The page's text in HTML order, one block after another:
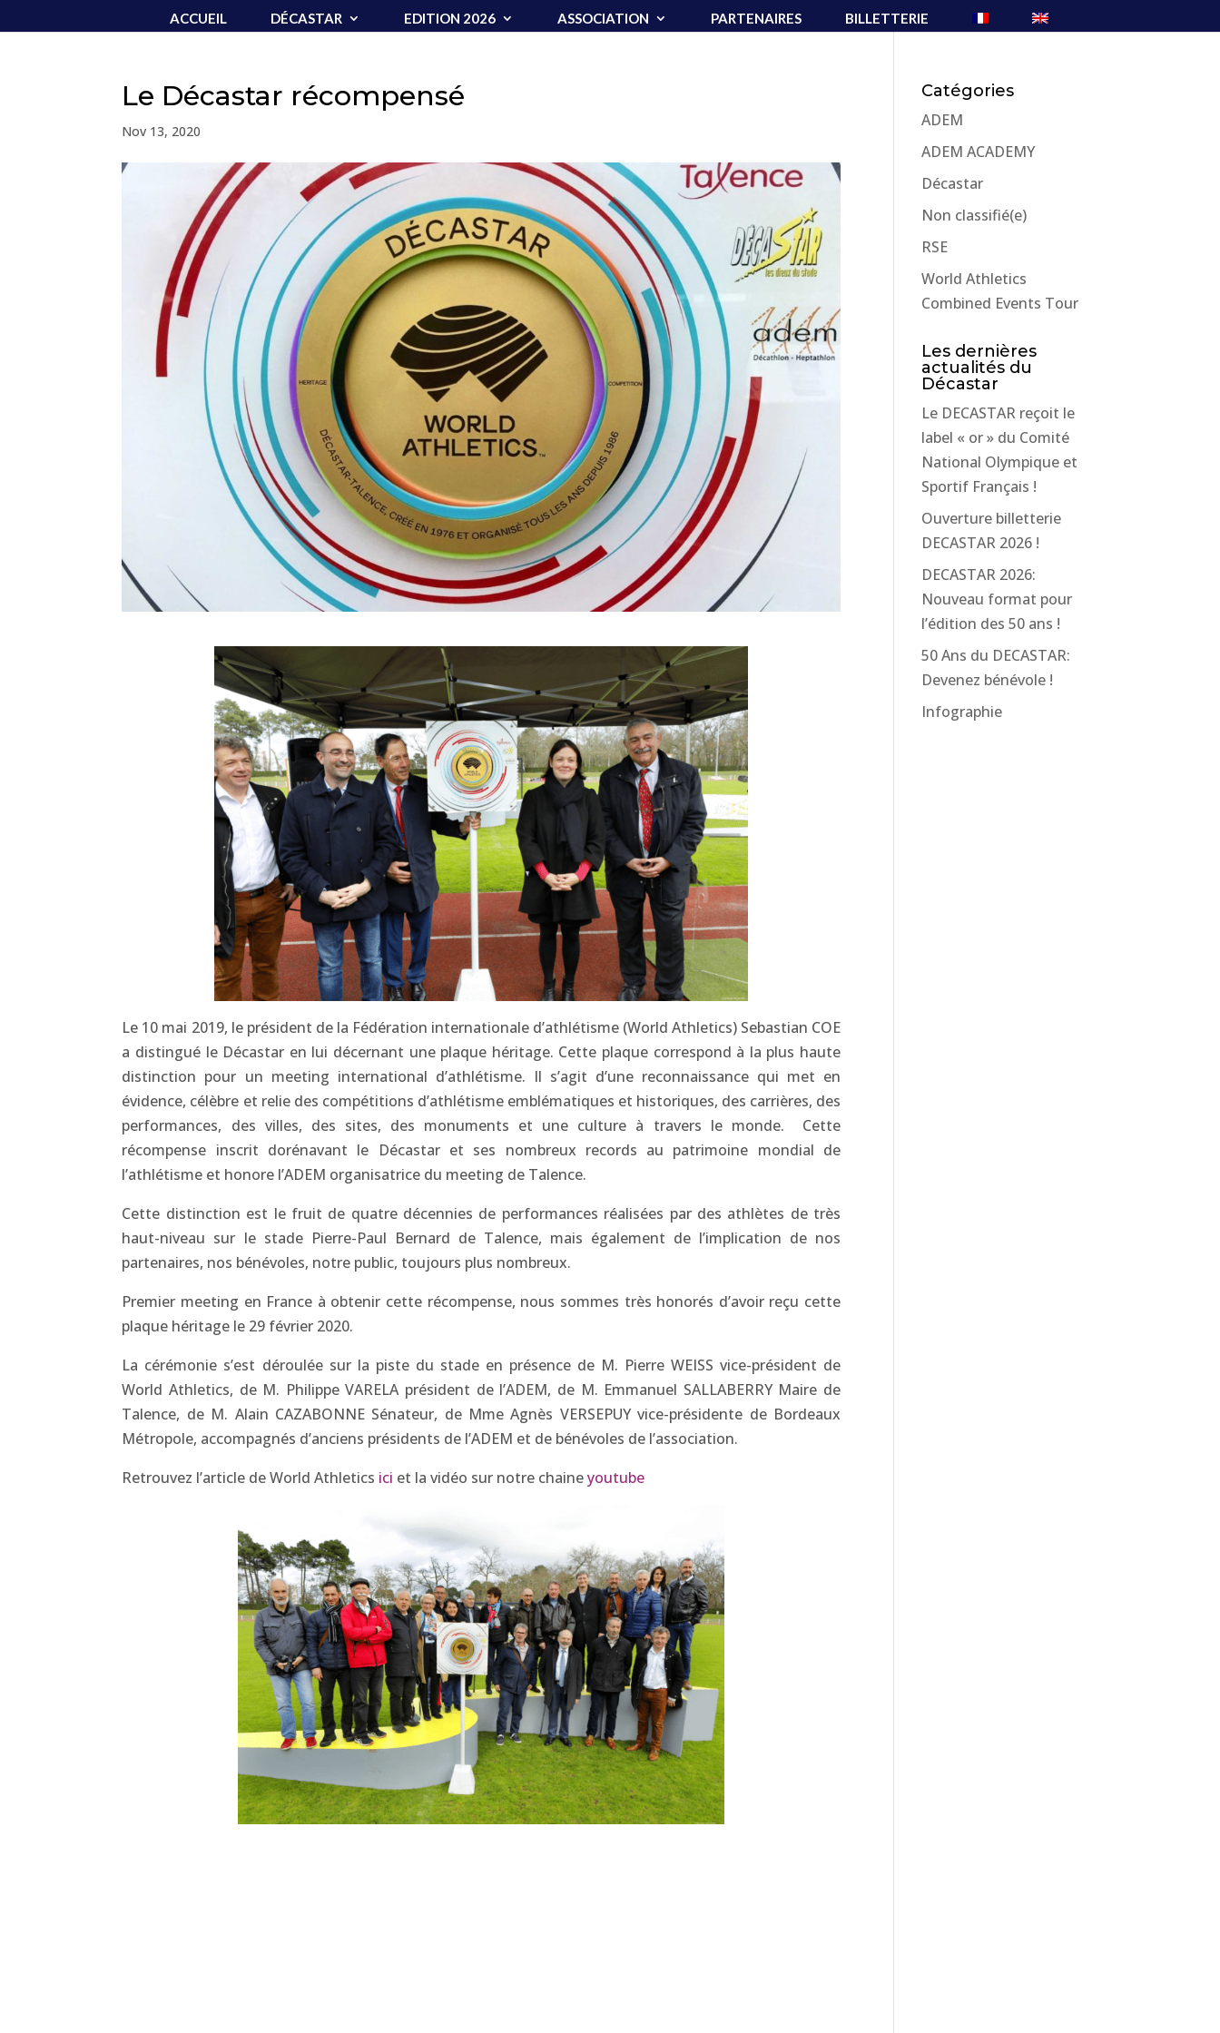
ACCUEIL DÉCASTAR EDITION 2026 ASSOCIATION PARTENAIRES BILLETTERIE
Le Décastar récompensé
Nov 13, 2020
Le 10 mai 2019, le président de la Fédération internationale d’athlétisme (World Athletics) Sebastian COE
a distingué le Décastar en lui décernant une plaque héritage. Cette plaque correspond à la plus haute
distinction pour un meeting international d’athlétisme. Il s’agit d’une reconnaissance qui met en
évidence, célèbre et relie des compétitions d’athlétisme emblématiques et historiques, des carrières, des
performances, des villes, des sites, des monuments et une culture à travers le monde. Cette
récompense inscrit dorénavant le Décastar et ses nombreux records au patrimoine mondial de
l’athlétisme et honore l’ADEM organisatrice du meeting de Talence.
Cette distinction est le fruit de quatre décennies de performances réalisées par des athlètes de très
haut-niveau sur le stade Pierre-Paul Bernard de Talence, mais également de l’implication de nos
partenaires, nos bénévoles, notre public, toujours plus nombreux.
Premier meeting en France à obtenir cette récompense, nous sommes très honorés d’avoir reçu cette
plaque héritage le 29 février 2020.
La cérémonie s’est déroulée sur la piste du stade en présence de M. Pierre WEISS vice-président de
World Athletics, de M. Philippe VARELA président de l’ADEM, de M. Emmanuel SALLABERRY Maire de
Talence, de M. Alain CAZABONNE Sénateur, de Mme Agnès VERSEPUY vice-présidente de Bordeaux
Métropole, accompagnés d’anciens présidents de l’ADEM et de bénévoles de l’association.
Retrouvez l’article de World Athletics ici et la vidéo sur notre chaineyoutube
Catégories
ADEM
ADEM ACADEMY
Décastar
Non classifié(e)
RSE
World Athletics
Combined Events Tour
Les dernières
actualités du
Décastar
Le DECASTAR reçoit le
label « or » du Comité
National Olympique et
Sportif Français !
Ouverture billetterie
DECASTAR 2026 !
DECASTAR 2026:
Nouveau format pour
l’édition des 50 ans !
50 Ans du DECASTAR:
Devenez bénévole !
Infographie